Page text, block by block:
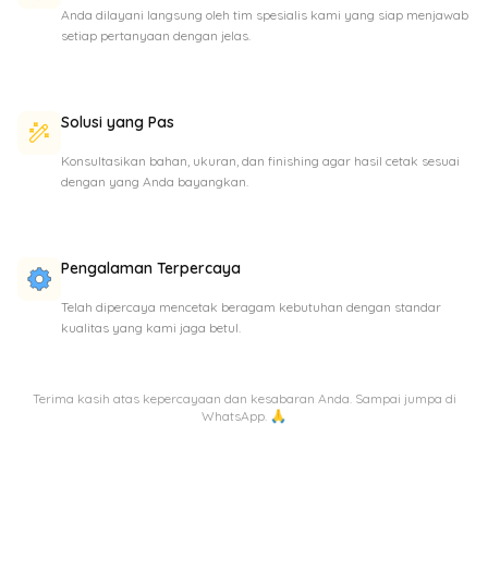
Anda dilayani langsung oleh tim spesialis kami yang siap menjawab
setiap pertanyaan dengan jelas.
Solusi yang Pas
Konsultasikan bahan, ukuran, dan finishing agar hasil cetak sesuai
dengan yang Anda bayangkan.
Pengalaman Terpercaya
Telah dipercaya mencetak beragam kebutuhan dengan standar
kualitas yang kami jaga betul.
Terima kasih atas kepercayaan dan kesabaran Anda. Sampai jumpa di
WhatsApp. 🙏